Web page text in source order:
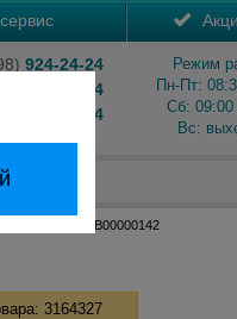
924-24-24
204-24-24
824-24-24
Режим
Пн-Пт:
Сб: 09:00
Вс:
MAKITA GB00000142
3164327